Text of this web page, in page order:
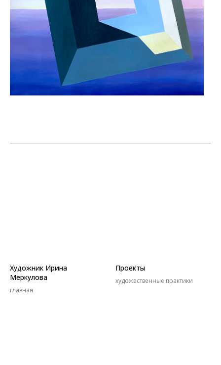
Художник Ирина
Меркулова
главная
Проекты
художественные практики